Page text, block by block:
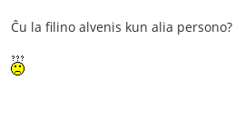
Ĉu la filino alvenis kun alia persono?